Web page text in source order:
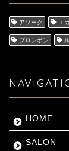
アソーク エ
プロンポン
HOME
SALON